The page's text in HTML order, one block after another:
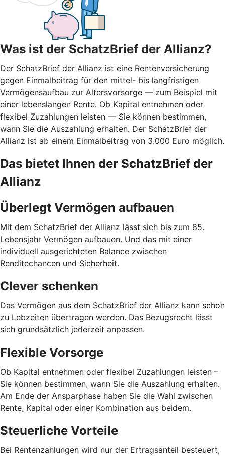
Was ist der SchatzBrief der Allianz?
Der SchatzBrief der Allianz ist eine Rentenversicherung
gegen Einmalbeitrag für den mittel- bis langfristigen
Vermögensaufbau zur Altersvorsorge — zum Beispiel mit
einer lebenslangen Rente. Ob Kapital entnehmen oder
flexibel Zuzahlungen leisten — Sie können bestimmen,
wann Sie die Auszahlung erhalten. Der SchatzBrief der
Allianz ist ab einem Einmalbeitrag von 3.000 Euro möglich.
Das bietet Ihnen der SchatzBrief der
Allianz
Überlegt Vermögen aufbauen
Mit dem SchatzBrief der Allianz lässt sich bis zum 85.
Lebensjahr Vermögen aufbauen. Und das mit einer
individuell ausgerichteten Balance zwischen
Renditechancen und Sicherheit.
Clever schenken
Das Vermögen aus dem SchatzBrief der Allianz kann schon
zu Lebzeiten übertragen werden. Das Bezugsrecht lässt
sich grundsätzlich jederzeit anpassen.
Flexible Vorsorge
Ob Kapital entnehmen oder flexibel Zuzahlungen leisten –
Sie können bestimmen, wann Sie die Auszahlung erhalten.
Am Ende der Ansparphase haben Sie die Wahl zwischen
Rente, Kapital oder einer Kombination aus beidem.
Steuerliche Vorteile
Bei Rentenzahlungen wird nur der Ertragsanteil besteuert,